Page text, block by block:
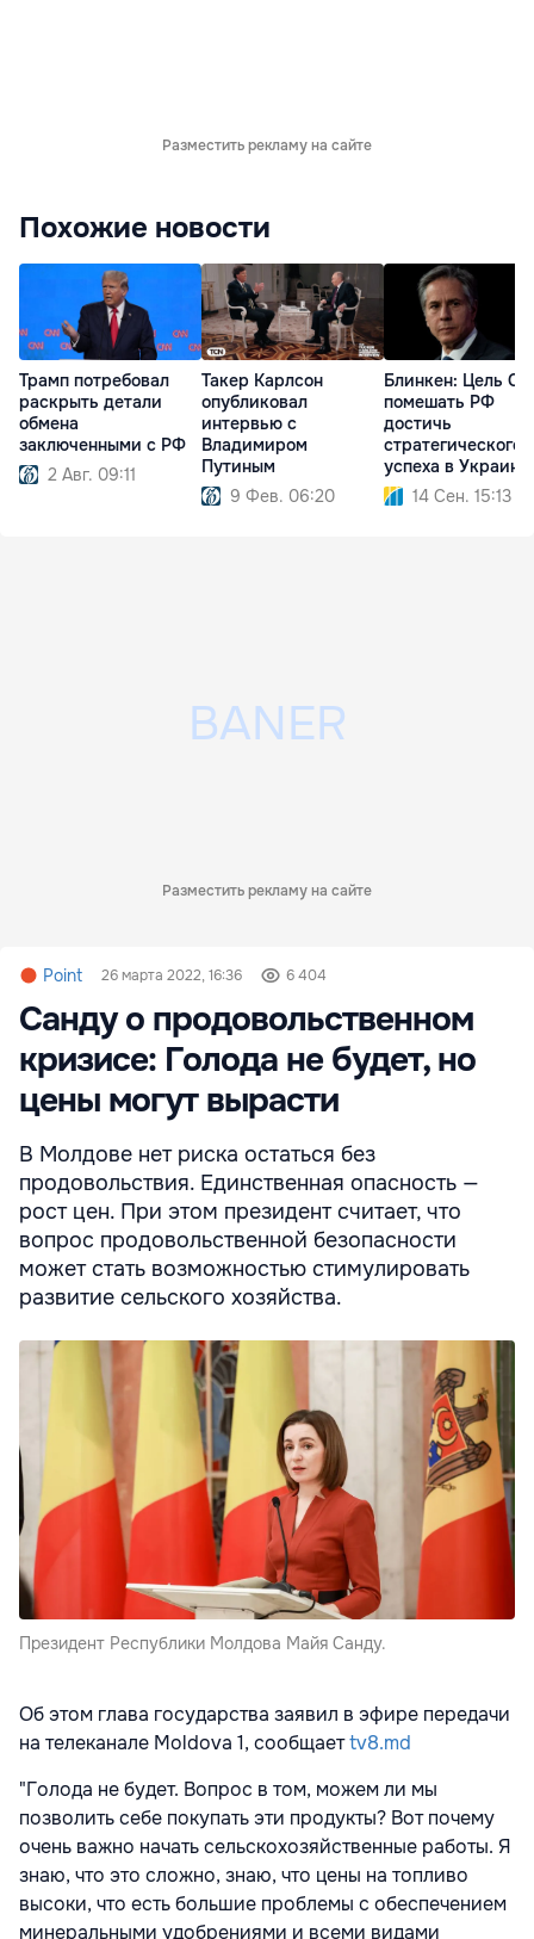
Разместить рекламу на сайте
Похожие новости
Трамп потребовал
раскрыть детали
обмена
заключенными с РФ
2 Авг. 09:11
Такер Карлсон
опубликовал
интервью с
Владимиром
Путиным
9 Фев. 06:20
Блинкен: Цель
помешать РФ
достичь
стратегического
успеха в Украине
14 Сен. 15:13
Разместить рекламу на сайте
Point 26 марта 2022, 16:36 6 404
Санду о продовольственном
кризисе: Голода не будет, но
цены могут вырасти
В Молдове нет риска остаться без
продовольствия. Единственная опасность —
рост цен. При этом президент считает, что
вопрос продовольственной безопасности
может стать возможностью стимулировать
развитие сельского хозяйства.
Президент Республики Молдова Майя Санду.
Об этом глава государства заявил в эфире передачи
на телеканале Moldova 1, сообщаетtv8.md
"Голода не будет. Вопрос в том, можем ли мы
позволить себе покупать эти продукты? Вот почему
очень важно начать сельскохозяйственные работы. Я
знаю, что это сложно, знаю, что цены на топливо
высоки, что есть большие проблемы с обеспечением
минеральными удобрениями и всеми видами